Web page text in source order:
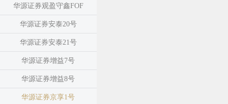
华源证券观盈守鑫FOF
华源证券安泰20号
华源证券安泰21号
华源证券增益7号
华源证券增益8号
华源证券京享1号